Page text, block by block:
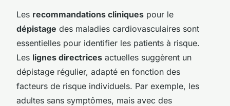
Les recommandations cliniques pour le
dépistage des maladies cardiovasculaires sont
essentielles pour identifier les patients à risque.
Les lignes directrices actuelles suggèrent un
dépistage régulier, adapté en fonction des
facteurs de risque individuels. Par exemple, les
adultes sans symptômes, mais avec des